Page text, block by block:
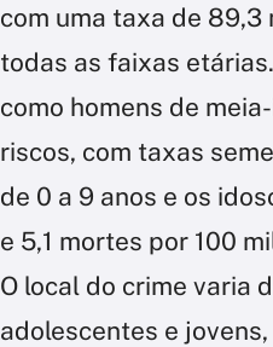
com uma taxa de
todas as faixas
como homens de
riscos, com taxas
de 0 a 9 anos e os
e 5,1 mortes por 100
O local do crime varia
adolescentes e